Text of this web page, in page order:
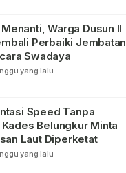
Warga Dusun II
Perbaiki Jembatan
Swadaya
yang lalu
Speed Tanpa
Belungkur Minta
Laut Diperketat
yang lalu